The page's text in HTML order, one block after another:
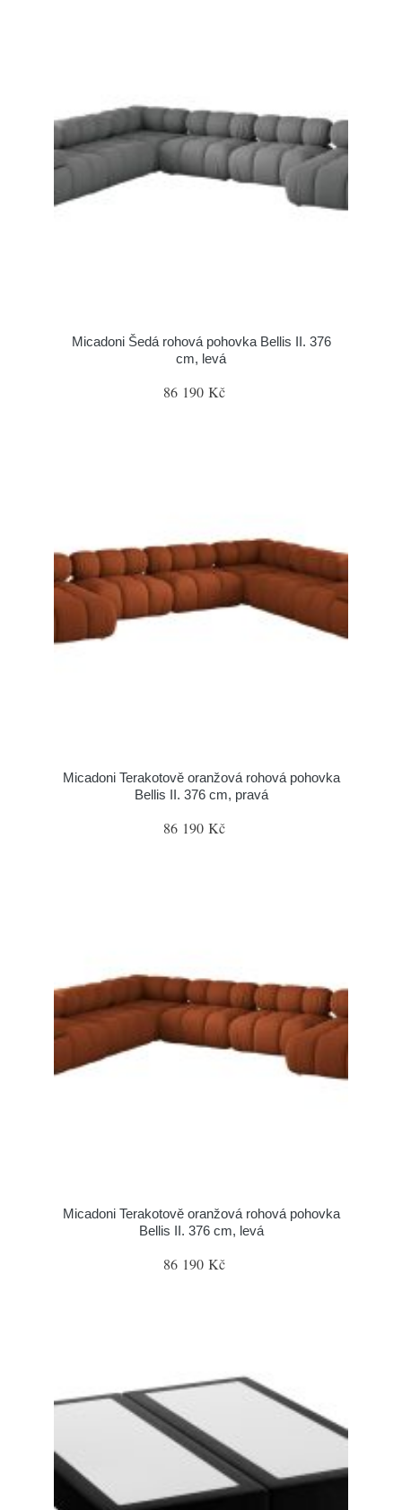
Micadoni Šedá rohová pohovka Bellis II. 376
cm, levá
86 190 Kč
Micadoni Terakotově oranžová rohová pohovka
Bellis II. 376 cm, pravá
86 190 Kč
Micadoni Terakotově oranžová rohová pohovka
Bellis II. 376 cm, levá
86 190 Kč